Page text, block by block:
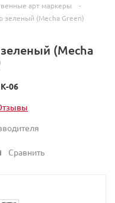
арт маркеры
-
зеленый (Mecha Green)
(Mecha
06
Сравнить